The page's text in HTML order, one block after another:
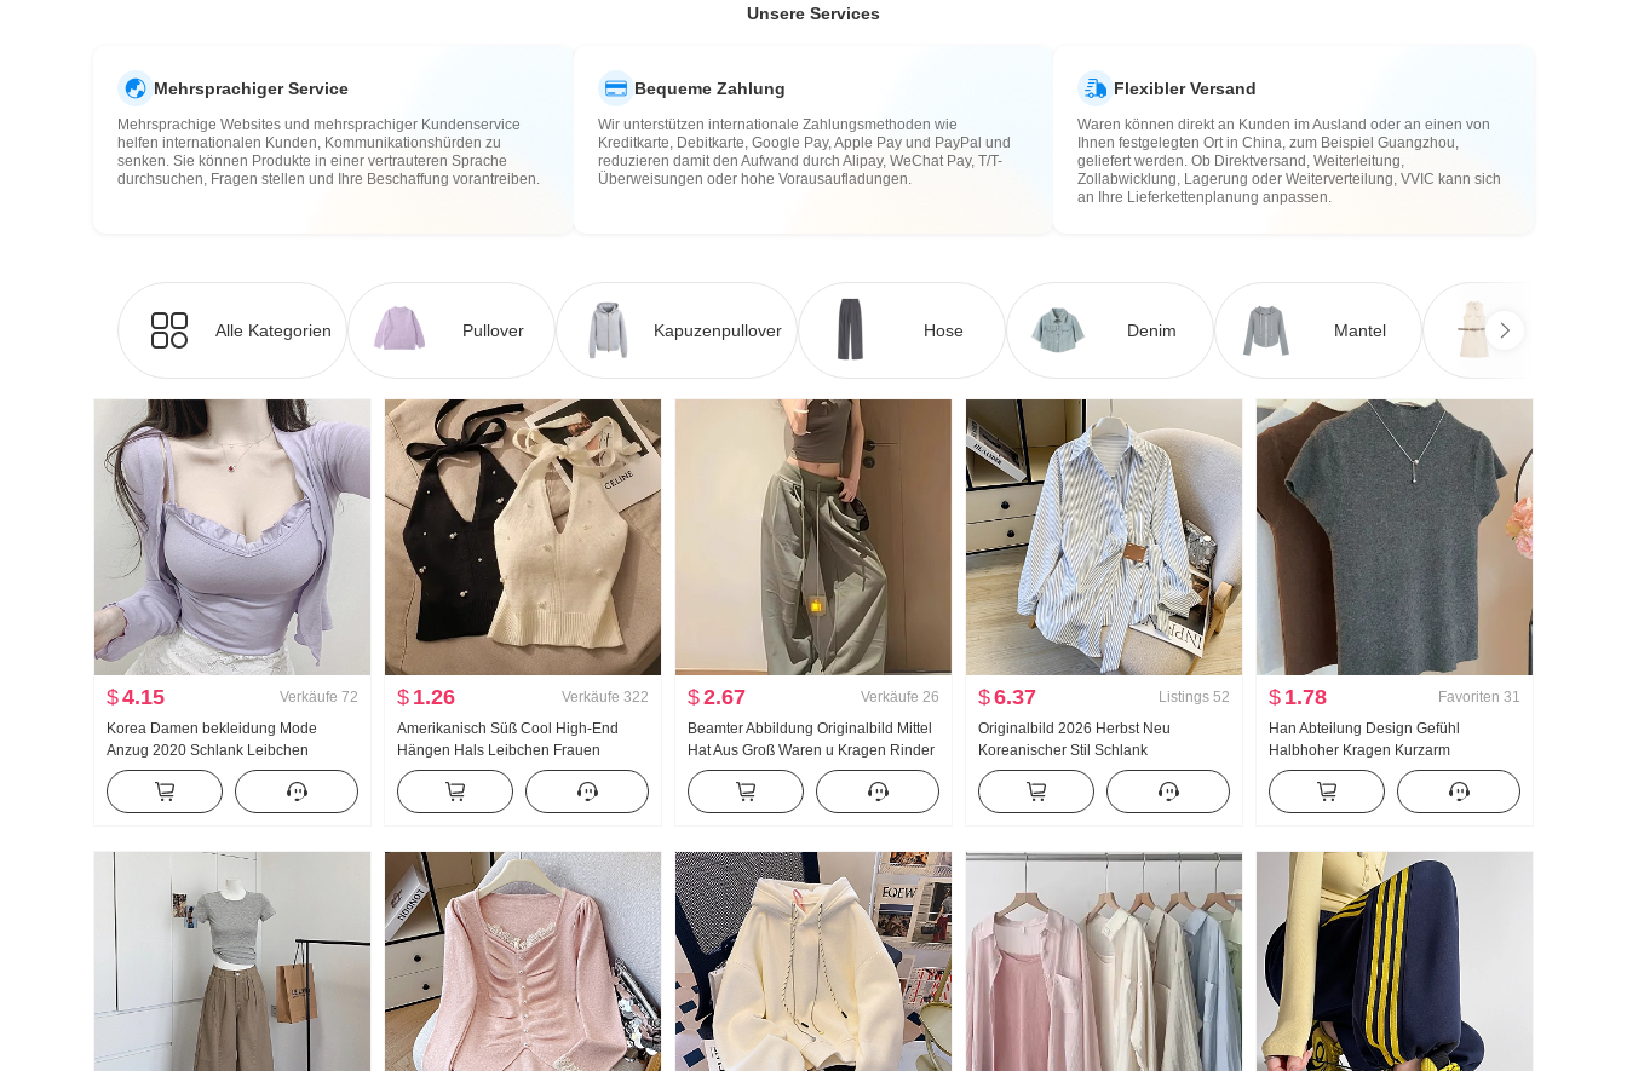
zusätzlich Risiken bei Qualität,
Unsere Services
Mehrsprachiger Service
Mehrsprachige Websites und mehrsprachiger Kundenservice
helfen internationalen Kunden, Kommunikationshürden zu
senken. Sie können Produkte in einer vertrauteren Sprache
durchsuchen, Fragen stellen und Ihre Beschaffung vorantreiben.
Bequeme Zahlung
Wir unterstützen internationale Zahlungsmethoden wie
Kreditkarte, Debitkarte, Google Pay, Apple Pay und PayPal und
reduzieren damit den Aufwand durch Alipay, WeChat Pay, T/T-
Überweisungen oder hohe Vorausaufladungen.
Flexibler Versand
Waren können direkt an Kunden im Ausland oder an einen von
Ihnen festgelegten Ort in China, zum Beispiel Guangzhou,
geliefert werden. Ob Direktversand, Weiterleitung,
Zollabwicklung, Lagerung oder Weiterverteilung, VVIC kann sich
an Ihre Lieferkettenplanung anpassen.
Alle Kategorien Pullover Kapuzenpullover Hose Denim Mantel
$4.15 Verkäufe 72
Korea Damen bekleidung Mode
Anzug 2020 Schlank Leibchen
Strickjacke Zweiteiliges Set T-Shirt
Top Damen
$ 1.26 Verkäufe 322
Amerikanisch Süß Cool High-End
Hängen Hals Leibchen Frauen
Sommer Außerhalb zu tragen
Innerhalb Nehmen Unterhemd Spicy
Girl Strick Bandeau Top
$2.67 Verkäufe 26
Beamter Abbildung Originalbild Mittel
Hat Aus Groß Waren u Kragen Rinder
knochen Schnalle I-Zeichen Weste
Träger Breite Beine Bodenlang Sport
Lange Hose Anzug
$6.37 Listings 52
Originalbild 2026 Herbst Neu
Koreanischer Stil Schlank
Ausländische Atmosphäre Design
Gefühl Nischenprodukt Gestreift
Tailliert Langarm Hemd Frauen
$ 1.78 Favoriten 31
Han Abteilung Design Gefühl
Halbhoher Kragen Kurzarm
Strickpullover Damen Herbst 2024
Neu Unifarben Vielseitig kombinierbar
Schlank Schlank Top